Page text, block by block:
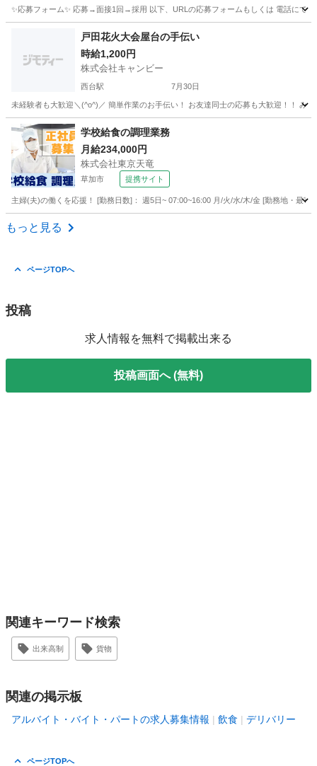
✨応募フォーム✨ 応募→面接1回→採用 以下、URLの応募フォームもしくは 電話にて
キッチン スタッフ
戸田花火大会屋台の手伝い
時給1,200円
株式会社キャンビー
西台駅 7月30日
埼玉 戸田市 西台駅 飲食 花火大会
学校給食の調理業務
月給234,000円
株式会社東京天竜
草加市 提携サイト
主婦(夫)の働くを応援！ [勤務日数]： 週5日~ 07:00~16:00 月/火/水/木/金 [勤務地・最
埼玉 草加市
もっと見る
ページTOPへ
投稿
求人情報を無料で掲載出来る
投稿画面へ (無料)
関連キーワード検索
出来高制 貨物
関連の掲示板
アルバイト・バイト・パートの求人募集情報 飲食 デリバリー
ページTOPへ